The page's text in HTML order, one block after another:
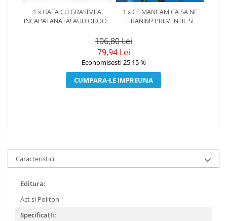
1 x GATA CU GRASIMEA
INCAPATANATA! AUDIOBOOK
1 x CE MANCAM CA SA NE
HRANIM? PREVENTIE SI
CARDIOVASCULARE SI IN
106,80 Lei
79,94 Lei
Economisesti 25,15 %
CUMPARA-LE IMPREUNA
Caracteristici
Editura:
Act si Politon
SpecificațIi: